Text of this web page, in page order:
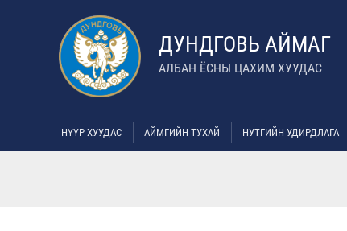
ДУНДГОВЬ АЙМАГ
АЛБАН ЁСНЫ ЦАХИМ ХУУДАС
НҮҮР ХУУДАС АЙМГИЙН ТУХАЙ НУТГИЙН УДИРДЛАГА